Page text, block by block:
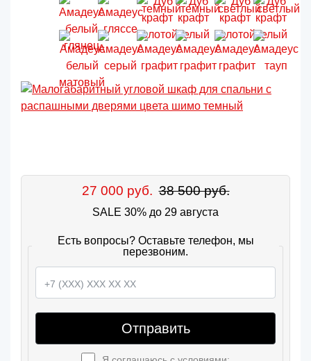
27 000 руб. 38 500 руб.
SALE 30% до 29 августа
Есть вопросы? Оставьте телефон, мы
перезвоним.
Отправить